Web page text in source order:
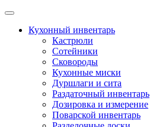
Skip
contentКухонный инвентарь
Кастрюли
Сотейники
Сковороды
Кухонные миски
Дуршлаги и сита
Раздаточный инвентарь
Дозировка и измерение
Поварской инвентарь